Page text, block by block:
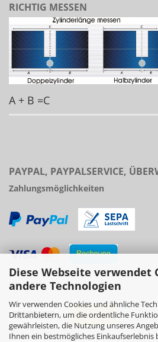
Diese Webseite verwendet
andere Technologien
Wir verwenden Cookies und ähnliche
Drittanbietern, um die ordentliche
gewährleisten, die Nutzung unseres
Ihnen ein bestmögliches
RICHTIG MESSEN
A + B =C
PAYPAL, PAYPALSERVICE,
Zahlungsmöglichkeiten
Versand